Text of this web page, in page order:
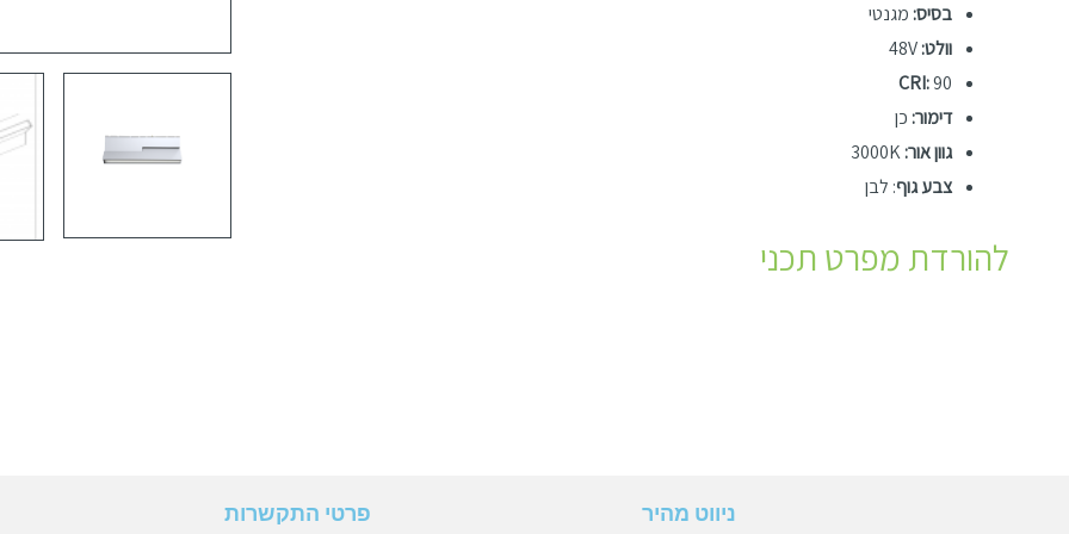
בסיס: מגנטי
וולט:48V
CRI:90
דימור: כן
גוון אור:
צבע גוף: לבן
להורדת מפרט תכני
ניווט מהיר פרטי התקשרות